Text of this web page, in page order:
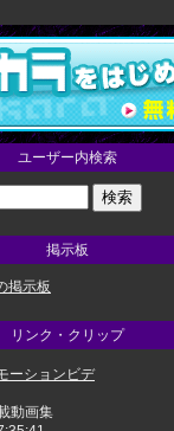
ユーザー内検索
掲示板
掲示板
リンク・クリップ
ーションビデ
動画集